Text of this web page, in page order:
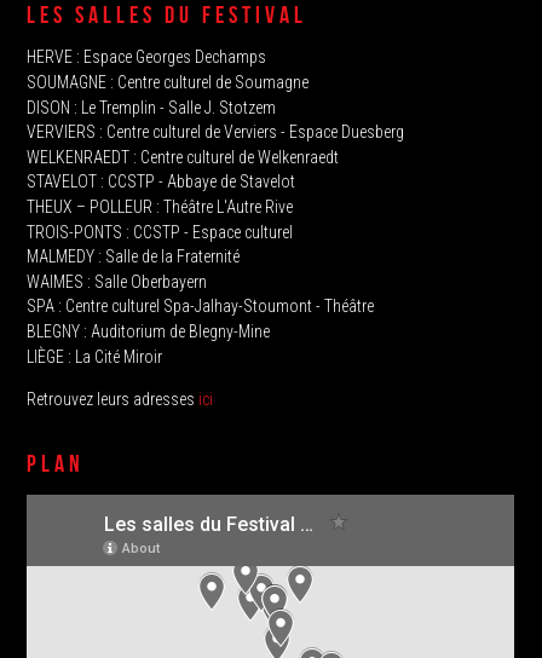
LES SALLES DU FESTIVAL
HERVE‭ : Espace Georges Dechamps
SOUMAGNE‬ : Centre culturel de Soumagne
DISON : Le Tremplin‭ - Salle J. Stotzem‭
VERVIERS : Centre culturel de Verviers - Espace Duesberg
WELKENRAEDT : Centre culturel de Welkenraedt
STAVELOT‭ : CCSTP - Abbaye de Stavelot
THEUX‭ – POLLEUR : Théâtre L'Autre Rive
TROIS-PONTS : CCSTP - Espace culturel
MALMEDY : ‬Salle de la Fraternité
WAIMES : Salle Oberbayern
SPA : Centre culturel Spa-Jalhay-Stoumont - Théâtre
BLEGNY : Auditorium de Blegny-Mine
LIÈGE : La Cité Miroir
Retrouvez leurs adresses ici
PLAN